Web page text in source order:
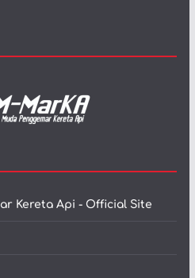
Kereta Api - Official Site